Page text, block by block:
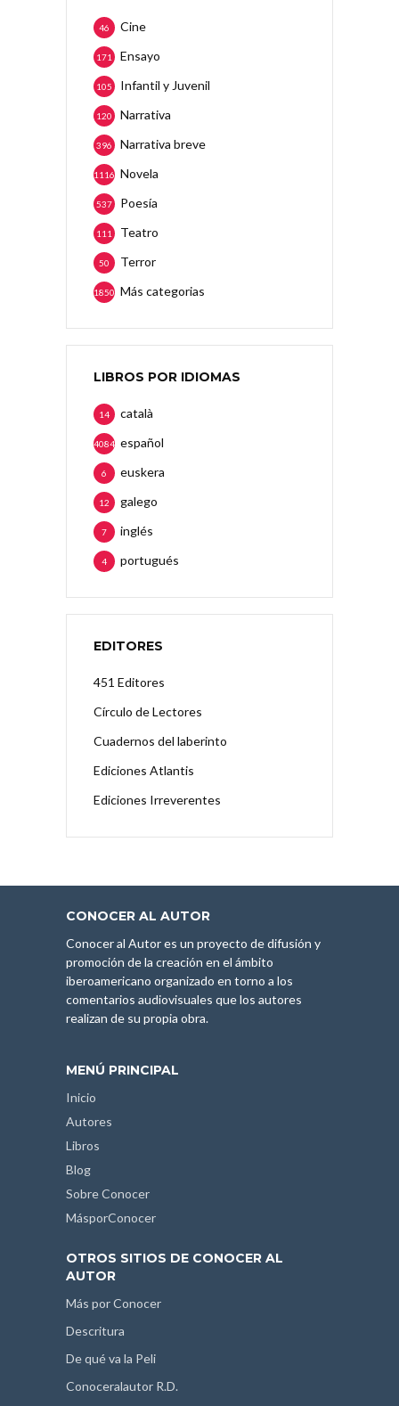
Cine
46
Ensayo
171
Infantil y Juvenil
105
Narrativa
120
Narrativa breve
396
Novela
1116
Poesía
537
Teatro
111
Terror
50
Más categorias
1850
LIBROS POR IDIOMAS
català
14
español
4084
euskera
6
galego
12
inglés
7
portugués
4
EDITORES
451 Editores
Círculo de Lectores
Cuadernos del laberinto
Ediciones Atlantis
Ediciones Irreverentes
CONOCER AL AUTOR
Conocer al Autor es un proyecto de difusión y
promoción de la creación en el ámbito
iberoamericano organizado en torno a los
comentarios audiovisuales que los autores
realizan de su propia obra.
MENÚ PRINCIPAL
Inicio
Autores
Libros
Blog
Sobre Conocer
MásporConocer
OTROS SITIOS DE CONOCER AL
AUTOR
Más por Conocer
Descritura
De qué va la Peli
Conoceralautor R.D.